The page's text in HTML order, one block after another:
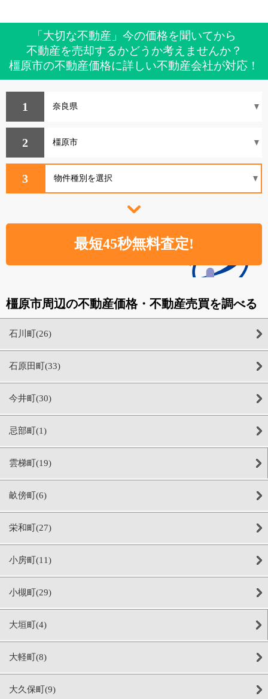
「大切な不動産」今の価格を聞いてから
不動産を売却するかどうか考えませんか？
橿原市の不動産価格に詳しい不動産会社が対応！
1
2
3
橿原市周辺の不動産価格・不動産売買を調べる
石川町(26)
石原田町(33)
今井町(30)
忌部町(1)
雲梯町(19)
畝傍町(6)
栄和町(27)
小房町(11)
小槻町(29)
大垣町(4)
大軽町(8)
大久保町(9)